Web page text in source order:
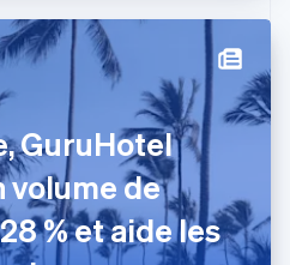
GuruHotel
volume de
% et aide les